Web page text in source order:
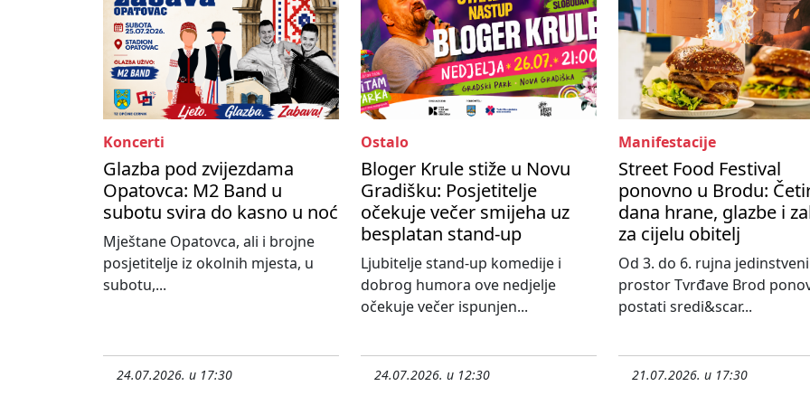
Koncerti
Glazba pod zvijezdama
Opatovca: M2 Band u
subotu svira do kasno u noć
Mještane Opatovca, ali i brojne
posjetitelje iz okolnih mjesta, u
subotu,...
24.07.2026. u 17:30
Ostalo
Bloger Krule stiže u Novu
Gradišku: Posjetitelje
očekuje večer smijeha uz
besplatan stand-up
Ljubitelje stand-up komedije i
dobrog humora ove nedjelje
očekuje večer ispunjen...
24.07.2026. u 12:30
Manifestacije
Street Food Festival
ponovno u Brodu:
dana hrane, glazbe i
za cijelu obitelj
Od 3. do 6. rujna jedinstveni
prostor Tvrđave Brod
postati sredi&scar...
21.07.2026. u 17:30